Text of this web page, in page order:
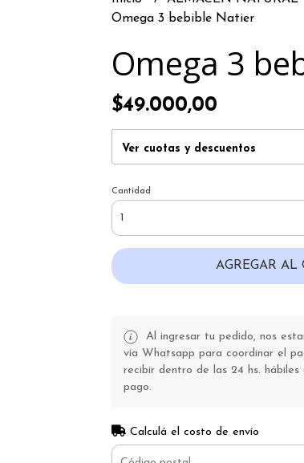
Omega 3 bebible Natier
Omega 3
$49.000,00
Ver cuotas y descuentos
Cantidad
AGREGAR AL
Al ingresar tu pedido, nos
vía Whatsapp para coordinar el
recibir dentro de las 24 hs.
pago.
Calculá el costo de envío